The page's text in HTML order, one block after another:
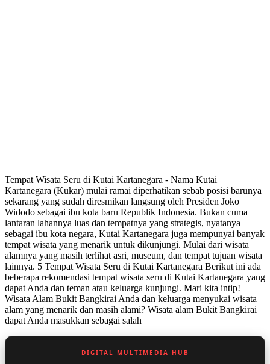
Tempat Wisata Seru di Kutai Kartanegara - Nama Kutai
Kartanegara (Kukar) mulai ramai diperhatikan sebab posisi barunya
sekarang yang sudah diresmikan langsung oleh Presiden Joko
Widodo sebagai ibu kota baru Republik Indonesia. Bukan cuma
lantaran lahannya luas dan tempatnya yang strategis, nyatanya
sebagai ibu kota negara, Kutai Kartanegara juga mempunyai banyak
tempat wisata yang menarik untuk dikunjungi. Mulai dari wisata
alamnya yang masih terlihat asri, museum, dan tempat tujuan wisata
lainnya. 5 Tempat Wisata Seru di Kutai Kartanegara Berikut ini ada
beberapa rekomendasi tempat wisata seru di Kutai Kartanegara yang
dapat Anda dan teman atau keluarga kunjungi. Mari kita intip!
Wisata Alam Bukit Bangkirai Anda dan keluarga menyukai wisata
alam yang menarik dan masih alami? Wisata alam Bukit Bangkirai
dapat Anda masukkan sebagai salah
DIGITAL MULTIMEDIA HUB